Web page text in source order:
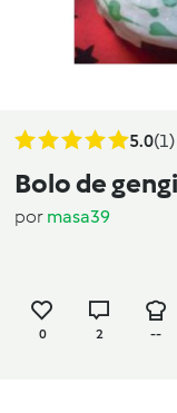
5.0(1)
Bolo de
por masa39
0 2 --